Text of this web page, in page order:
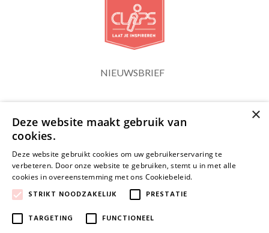
NIEUWSBRIEF
×
Deze website maakt gebruik van
cookies.
Deze website gebruikt cookies om uw gebruikerservaring te
verbeteren. Door onze website te gebruiken, stemt u in met alle
cookies in overeenstemming met ons Cookiebeleid.
STRIKT NOODZAKELIJK
PRESTATIE
TARGETING
FUNCTIONEEL